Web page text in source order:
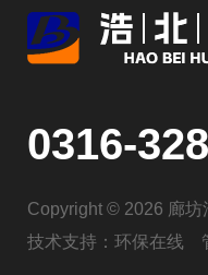
0316-
Copyright © 2026 廊坊
技术支持： 环保在线